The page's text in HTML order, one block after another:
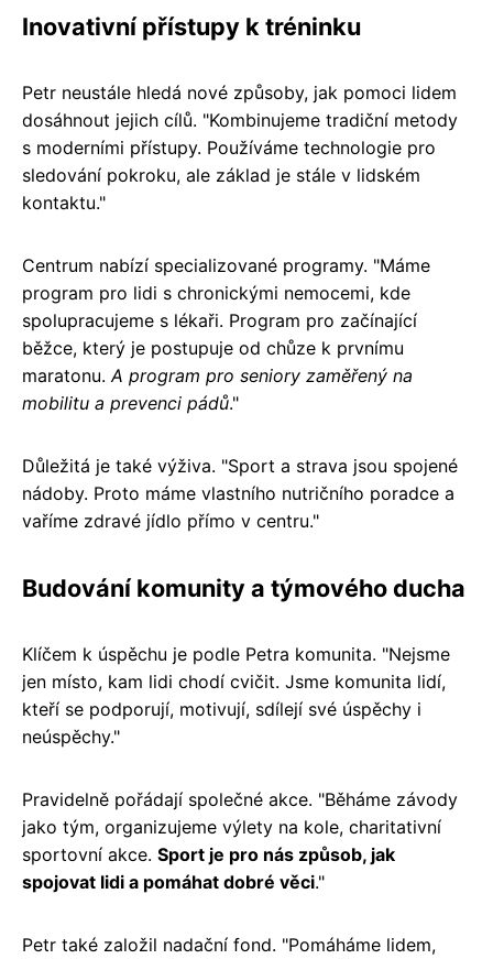
Inovativní přístupy k tréninku
Petr neustále hledá nové způsoby, jak pomoci lidem
dosáhnout jejich cílů. "Kombinujeme tradiční metody
s moderními přístupy. Používáme technologie pro
sledování pokroku, ale základ je stále v lidském
kontaktu."
Centrum nabízí specializované programy. "Máme
program pro lidi s chronickými nemocemi, kde
spolupracujeme s lékaři. Program pro začínající
běžce, který je postupuje od chůze k prvnímu
maratonu. A program pro seniory zaměřený na
mobilitu a prevenci pádů."
Důležitá je také výživa. "Sport a strava jsou spojené
nádoby. Proto máme vlastního nutričního poradce a
vaříme zdravé jídlo přímo v centru."
Budování komunity a týmového ducha
Klíčem k úspěchu je podle Petra komunita. "Nejsme
jen místo, kam lidi chodí cvičit. Jsme komunita lidí,
kteří se podporují, motivují, sdílejí své úspěchy i
neúspěchy."
Pravidelně pořádají společné akce. "Běháme závody
jako tým, organizujeme výlety na kole, charitativní
sportovní akce. Sport je pro nás způsob, jak
spojovat lidi a pomáhat dobré věci."
Petr také založil nadační fond. "Pomáháme lidem,